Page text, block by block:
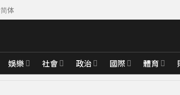
简体
娛樂 社會 政治 國際 體育